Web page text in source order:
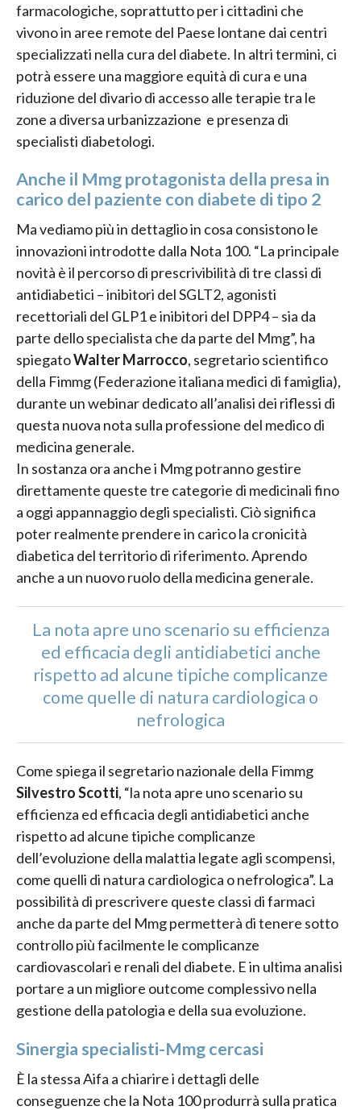
farmacologiche, soprattutto per i cittadini che
vivono in aree remote del Paese lontane dai centri
specializzati nella cura del diabete. In altri termini, ci
potrà essere una maggiore equità di cura e una
riduzione del divario di accesso alle terapie tra le
zone a diversa urbanizzazione e presenza di
specialisti diabetologi.
Anche il Mmg protagonista della presa in
carico del paziente con diabete di tipo 2
Ma vediamo più in dettaglio in cosa consistono le
innovazioni introdotte dalla Nota 100. “La principale
novità è il percorso di prescrivibilità di tre classi di
antidiabetici – inibitori del SGLT2, agonisti
recettoriali del GLP1 e inibitori del DPP4 – sia da
parte dello specialista che da parte del Mmg”, ha
spiegatoWalter Marrocco, segretario scientifico
della Fimmg (Federazione italiana medici di famiglia),
durante un webinar dedicato all’analisi dei riflessi di
questa nuova nota sulla professione del medico di
medicina generale.
In sostanza ora anche i Mmg potranno gestire
direttamente queste tre categorie di medicinali fino
a oggi appannaggio degli specialisti. Ciò significa
poter realmente prendere in carico la cronicità
diabetica del territorio di riferimento. Aprendo
anche a un nuovo ruolo della medicina generale.
La nota apre uno scenario su efficienza
ed efficacia degli antidiabetici anche
rispetto ad alcune tipiche complicanze
come quelle di natura cardiologica o
nefrologica
Come spiega il segretario nazionale della Fimmg
Silvestro Scotti, “la nota apre uno scenario su
efficienza ed efficacia degli antidiabetici anche
rispetto ad alcune tipiche complicanze
dell’evoluzione della malattia legate agli scompensi,
come quelli di natura cardiologica o nefrologica”. La
possibilità di prescrivere queste classi di farmaci
anche da parte del Mmg permetterà di tenere sotto
controllo più facilmente le complicanze
cardiovascolari e renali del diabete. E in ultima analisi
portare a un migliore outcome complessivo nella
gestione della patologia e della sua evoluzione.
Sinergia specialisti-Mmg cercasi
È la stessa Aifa a chiarire i dettagli delle
conseguenze che la Nota 100 produrrà sulla pratica